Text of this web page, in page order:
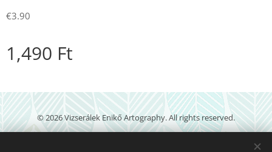
€3.90
1,490 Ft
© 2026 Vizserálek Enikő Artography. All rights reserved.